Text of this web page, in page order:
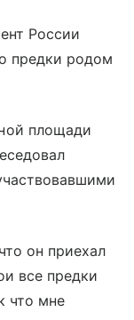
России
предки родом
площади
он приехал
все предки
что мне